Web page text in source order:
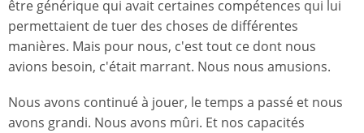
être générique qui avait certaines compétences qui lui
permettaient de tuer des choses de différentes
manières. Mais pour nous, c'est tout ce dont nous
avions besoin, c'était marrant. Nous nous amusions.
Nous avons continué à jouer, le temps a passé et nous
avons grandi. Nous avons mûri. Et nos capacités